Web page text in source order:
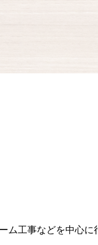
ム工事などを中心